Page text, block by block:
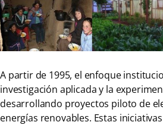
A partir de 1995, el enfoque
investigación aplicada y la
desarrollando proyectos piloto de
energías renovables. Estas